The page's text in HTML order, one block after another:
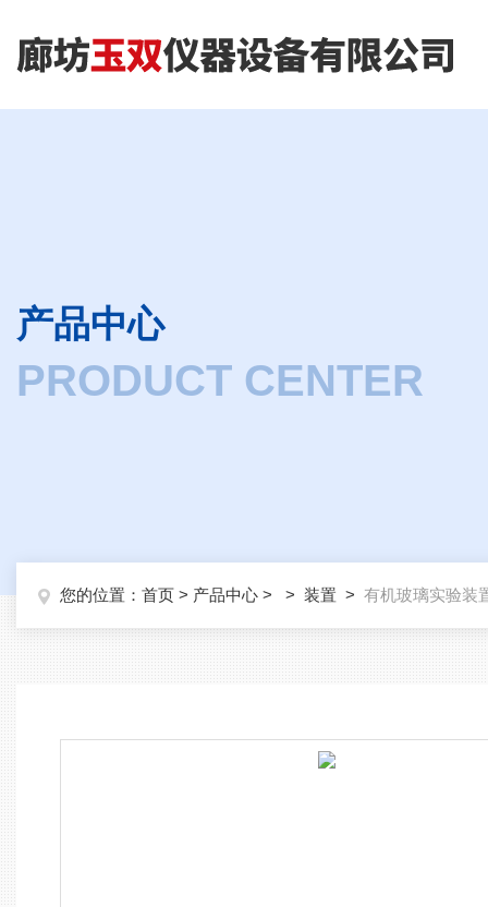
产品中心
PRODUCT CENTER
您的位置： 首页 > 产品中心 > > 装置 > 有机玻璃实验装